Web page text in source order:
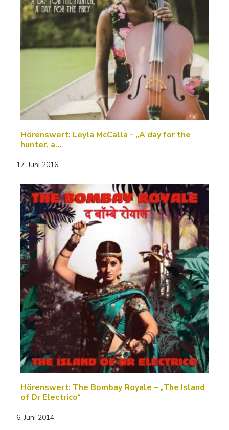
Hörenswert: Leyla McCalla - „A day for the
hunter, a…
17. Juni 2016
Hörenswert: The Bombay Royale – „The Island
of Dr Electrico“
6. Juni 2014